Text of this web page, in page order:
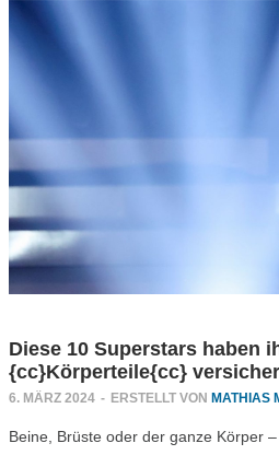
Diese 10 Superstars haben
{cc}Körperteile{cc}
6. MÄRZ 2024 - ERSTELLT VON MATHIAS
Beine, Brüste oder der ganze Körper